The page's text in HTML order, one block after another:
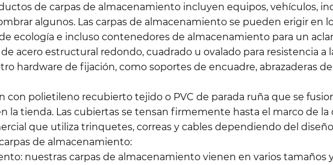
de carpas de almacenamiento incluyen equipos, vehículos,
algunos. Las carpas de almacenamiento se pueden erigir en
ecología e incluso contenedores de almacenamiento para un
acero estructural redondo, cuadrado u ovalado para resistencia a
hardware de fijación, como soportes de encuadre, abrazaderas
con polietileno recubierto tejido o PVC de parada ruña que se
la tienda. Las cubiertas se tensan firmemente hasta el marco de
que utiliza trinquetes, correas y cables dependiendo del
de almacenamiento:
nuestras carpas de almacenamiento vienen en varios